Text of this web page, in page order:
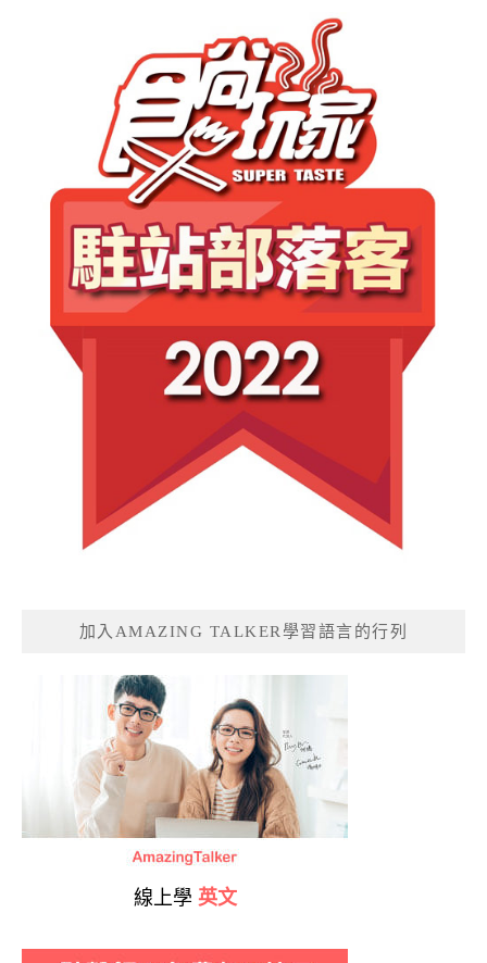
加入AMAZING TALKER學習語言的行列
線上學 英文